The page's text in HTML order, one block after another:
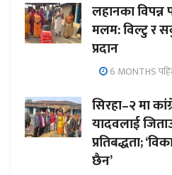
लहानका विपन्न
मलम: विल्टु र
प्रदान
6 MONTHS
सिरहा–२ मा
यादवलाई
प्रतिबद्धता;
छैन’